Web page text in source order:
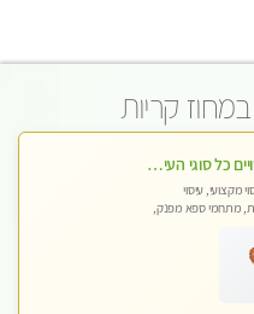
קריות
ביאליק עיסויים כל סוגי העיסויים מעסה מקצועית ואיכותית פרטי!!!מומלץ לחלוטין!!
מקצועי, עיסוי
מתחמי ספא מפנק,